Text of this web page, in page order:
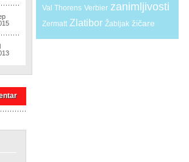
Val Thorens Verbier zanimljivosti
Zermatt Zlatibor Žabljak žičare